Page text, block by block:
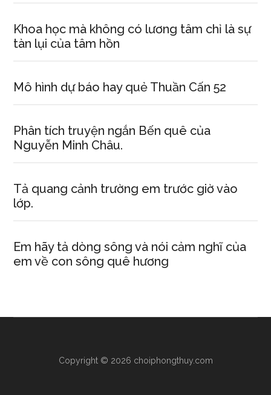
Khoa học mà không có lương tâm chỉ là sự
tàn lụi của tâm hồn
Mô hình dự báo hay quẻ Thuần Cấn 52
Phân tích truyện ngắn Bến quê của
Nguyễn Minh Châu.
Tả quang cảnh trường em trước giờ vào
lớp.
Em hãy tả dòng sông và nói cảm nghĩ của
em về con sông quê hương
Copyright © 2026 choiphongthuy.com